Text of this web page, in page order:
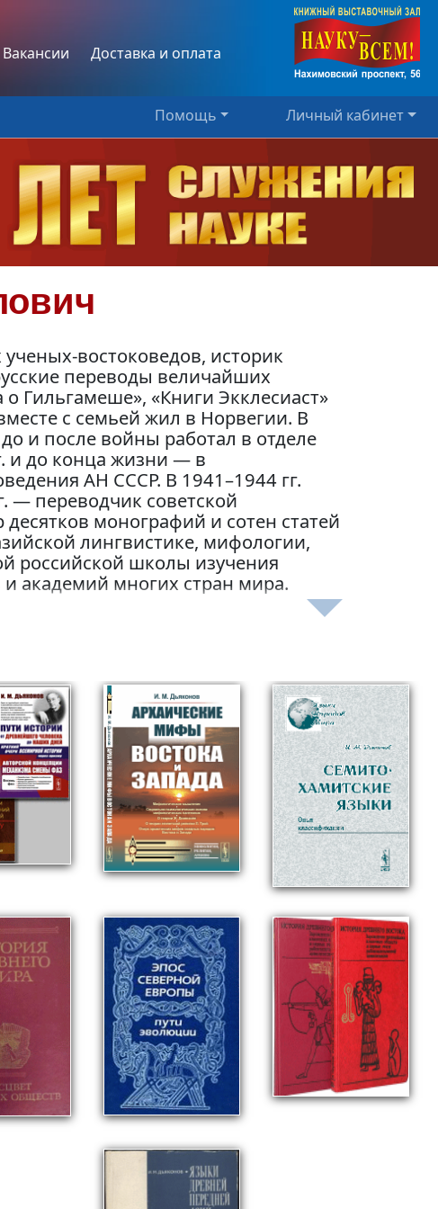
Вакансии
Доставка и оплата
Помощь Личный кабинет
востоковедов, историк
переводы величайших
Гильгамеше», «Книги Экклесиаст»
с семьей жил в Норвегии. В
и после войны работал в отделе
и до конца жизни — в
АН СССР. В 1941–1944 гг.
— переводчик советской
монографий и сотен статей
лингвистике, мифологии,
российской школы изучения
академий многих стран мира.